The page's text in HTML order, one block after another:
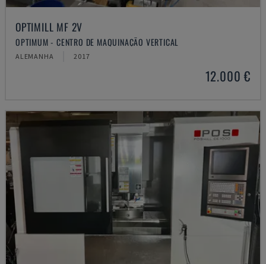
OPTIMILL MF 2V
OPTIMUM - CENTRO DE MAQUINAÇÃO VERTICAL
ALEMANHA 2017
12.000 €